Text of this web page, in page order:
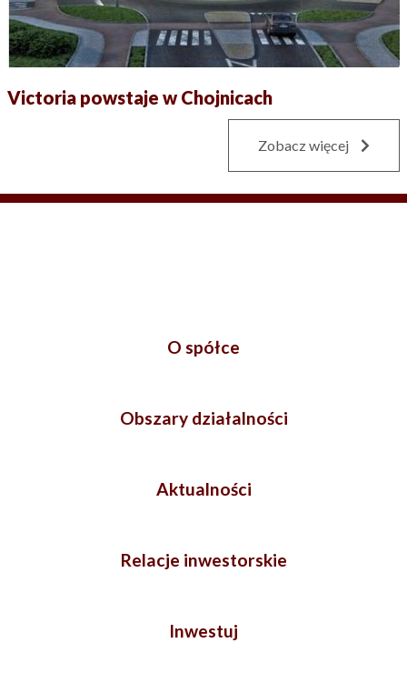
Victoria powstaje w Chojnicach
Zobacz więcej
O spółce
Obszary działalności
Aktualności
Relacje inwestorskie
Inwestuj